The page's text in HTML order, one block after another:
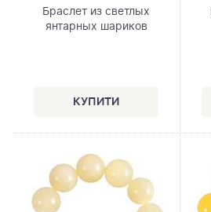
Браслет из светлых
янтарных шариков